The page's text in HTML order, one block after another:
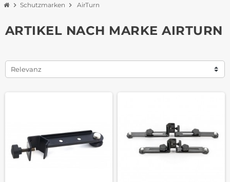
chevron_right Schutzmarken chevron_right AirTurn
ARTIKEL NACH MARKE AIRTURN
Relevanz